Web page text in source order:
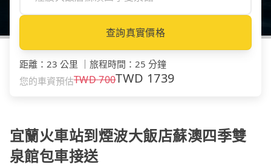
查詢真實價格
距離 ： 23 公里 旅程時間 ： 25 分鐘
您的車資預估TWD700TWD 1739
宜蘭火車站到煙波大飯店蘇澳四季雙
泉館包車接送